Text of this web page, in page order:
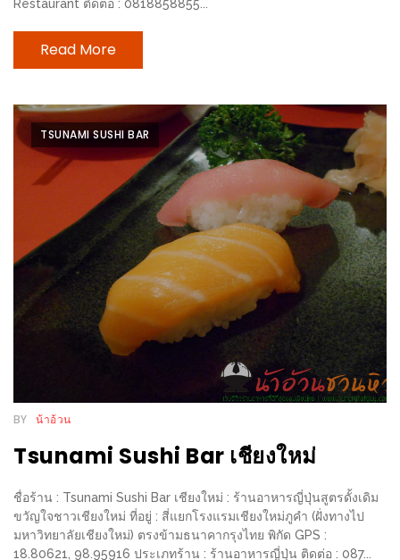
โลก
กับ
ฮอ
ลิ
เดย์
เชียงใหม่
PANDA
TIME
ทำไม
ทำ
ทาน
SHOP
Restaurant ติดต่อ : 0818858855...
Read More
TSUNAMI SUSHI BAR
BY น้าอ้วน
Tsunami Sushi Bar เชียงใหม่
ชื่อร้าน : Tsunami Sushi Bar เชียงใหม่ : ร้านอาหารญี่ปุ่นสูตรดั้งเดิม
ขวัญใจชาวเชียงใหม่ ที่อยู่ : สี่แยกโรงแรมเชียงใหม่ภูคำ (ฝั่งทางไป
มหาวิทยาลัยเชียงใหม่) ตรงข้ามธนาคากรุงไทย พิกัด GPS :
18.80621, 98.95916 ประเภทร้าน : ร้านอาหารญี่ปุ่น ติดต่อ : 087...